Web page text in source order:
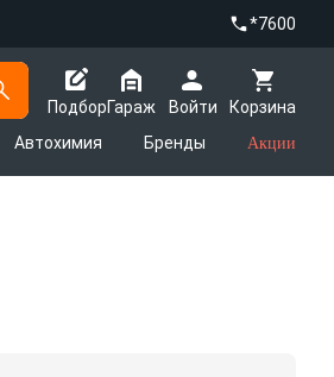
*7600
Подбор
Корзина
Гараж
Войти
Автохимия Бренды Акции